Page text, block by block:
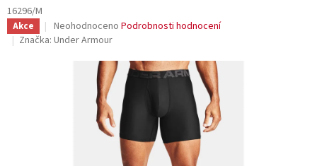
16296/M
Akce
Průměrné
hodnocení
hvězdiček.
Neohodnoceno Podrobnosti hodnocení
Značka: Under Armour